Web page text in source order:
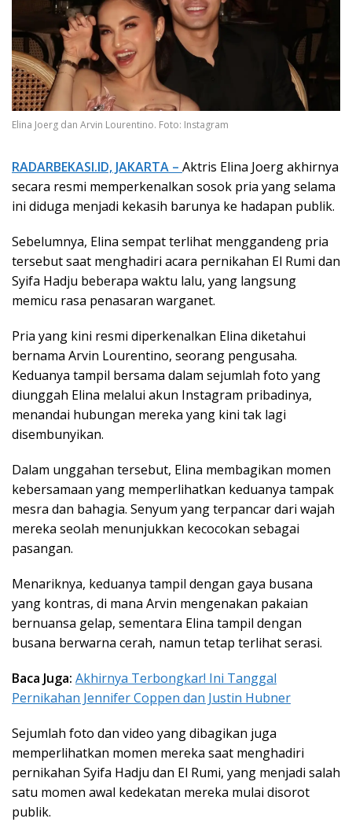
Elina Joerg dan Arvin Lourentino. Foto: Instagram
RADARBEKASI.ID, JAKARTA – Aktris Elina Joerg akhirnya
secara resmi memperkenalkan sosok pria yang selama
ini diduga menjadi kekasih barunya ke hadapan publik.
Sebelumnya, Elina sempat terlihat menggandeng pria
tersebut saat menghadiri acara pernikahan El Rumi dan
Syifa Hadju beberapa waktu lalu, yang langsung
memicu rasa penasaran warganet.
Pria yang kini resmi diperkenalkan Elina diketahui
bernama Arvin Lourentino, seorang pengusaha.
Keduanya tampil bersama dalam sejumlah foto yang
diunggah Elina melalui akun Instagram pribadinya,
menandai hubungan mereka yang kini tak lagi
disembunyikan.
Dalam unggahan tersebut, Elina membagikan momen
kebersamaan yang memperlihatkan keduanya tampak
mesra dan bahagia. Senyum yang terpancar dari wajah
mereka seolah menunjukkan kecocokan sebagai
pasangan.
Menariknya, keduanya tampil dengan gaya busana
yang kontras, di mana Arvin mengenakan pakaian
bernuansa gelap, sementara Elina tampil dengan
busana berwarna cerah, namun tetap terlihat serasi.
Baca Juga: Akhirnya Terbongkar! Ini Tanggal
Pernikahan Jennifer Coppen dan Justin Hubner
Sejumlah foto dan video yang dibagikan juga
memperlihatkan momen mereka saat menghadiri
pernikahan Syifa Hadju dan El Rumi, yang menjadi salah
satu momen awal kedekatan mereka mulai disorot
publik.